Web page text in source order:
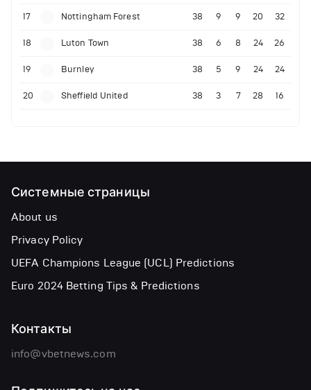
17 Nottingham Forest 38 9 9 20 32
18 Luton Town 38 6 8 24 26
19 Burnley 38 5 9 24 24
20 Sheffield United 38 3 7 28 16
Системные страницы
About us
Privacy Policy
UEFA Champions League (UCL) Predictions
Euro 2024 Betting Tips & Predictions
Контакты
info@vbetnews.com